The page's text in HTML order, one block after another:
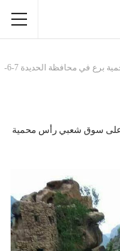
واقعة قصف التحالف السعودي على سوق شعبي رأس محمية برع في محافظة الحديدة 7-6-
على سوق شعبي رأس محمية